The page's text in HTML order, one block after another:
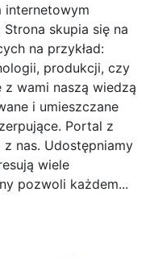
internetowym
skupia się na
na przykład:
produkcji, czy
z wami naszą wiedzą
i umieszczane
Portal z
nas. Udostępniamy
wiele
pozwoli każdem...